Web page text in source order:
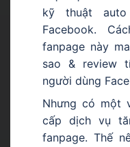
kỹ thuật
Facebook.
fanpage này
sao & review
người dùng
Nhưng có một
cấp dịch vụ
fanpage. Thế